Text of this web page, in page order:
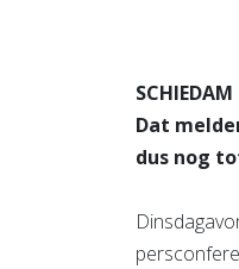
Dat
dus nog